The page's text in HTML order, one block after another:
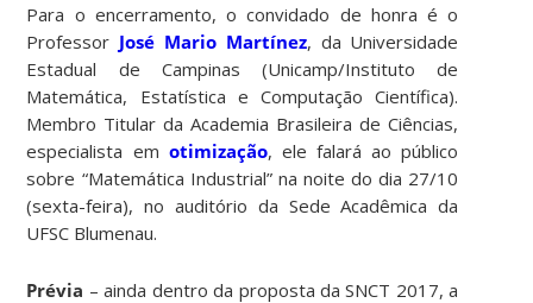
Para o encerramento, o convidado de honra é o
Professor José Mario Martínez, da Universidade
Estadual de Campinas (Unicamp/Instituto de
Matemática, Estatística e Computação Científica).
Membro Titular da Academia Brasileira de Ciências,
especialista em otimização, ele falará ao público
sobre “Matemática Industrial” na noite do dia 27/10
(sexta-feira), no auditório da Sede Acadêmica da
UFSC Blumenau.
Prévia – ainda dentro da proposta da SNCT 2017, a